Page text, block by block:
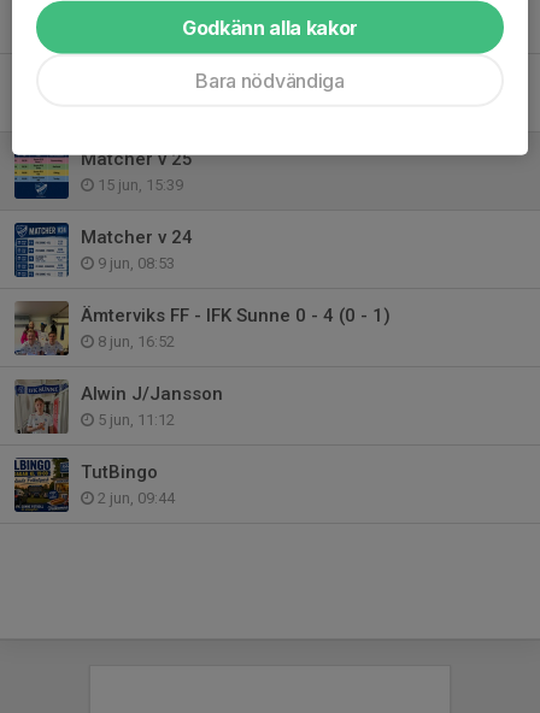
IFK Sunne - Norrstrands IF 4 - 1 (2 - 1)
Matcher v 25
15 jun, 15:39
Matcher v 24
9 jun, 08:53
Ämterviks FF - IFK Sunne 0 - 4 (0 - 1)
8 jun, 16:52
Alwin J/Jansson
5 jun, 11:12
TutBingo
2 jun, 09:44
Godkänn alla kakor
Bara nödvändiga